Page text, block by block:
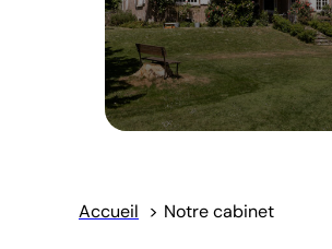
Accueil Notre cabinet